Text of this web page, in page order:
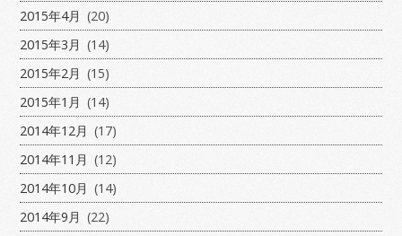
2015年4月 (20)
2015年3月 (14)
2015年2月 (15)
2015年1月 (14)
2014年12月 (17)
2014年11月 (12)
2014年10月 (14)
2014年9月 (22)